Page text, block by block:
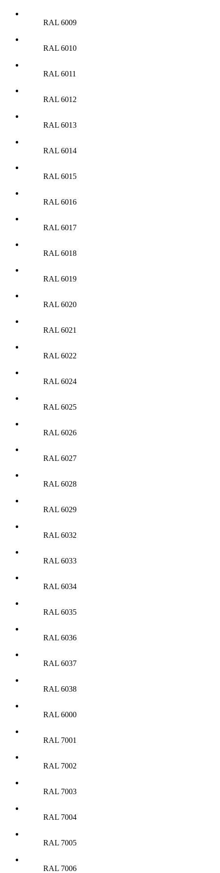
RAL 6009
RAL 6010
RAL 6011
RAL 6012
RAL 6013
RAL 6014
RAL 6015
RAL 6016
RAL 6017
RAL 6018
RAL 6019
RAL 6020
RAL 6021
RAL 6022
RAL 6024
RAL 6025
RAL 6026
RAL 6027
RAL 6028
RAL 6029
RAL 6032
RAL 6033
RAL 6034
RAL 6035
RAL 6036
RAL 6037
RAL 6038
RAL 6000
RAL 7001
RAL 7002
RAL 7003
RAL 7004
RAL 7005
RAL 7006